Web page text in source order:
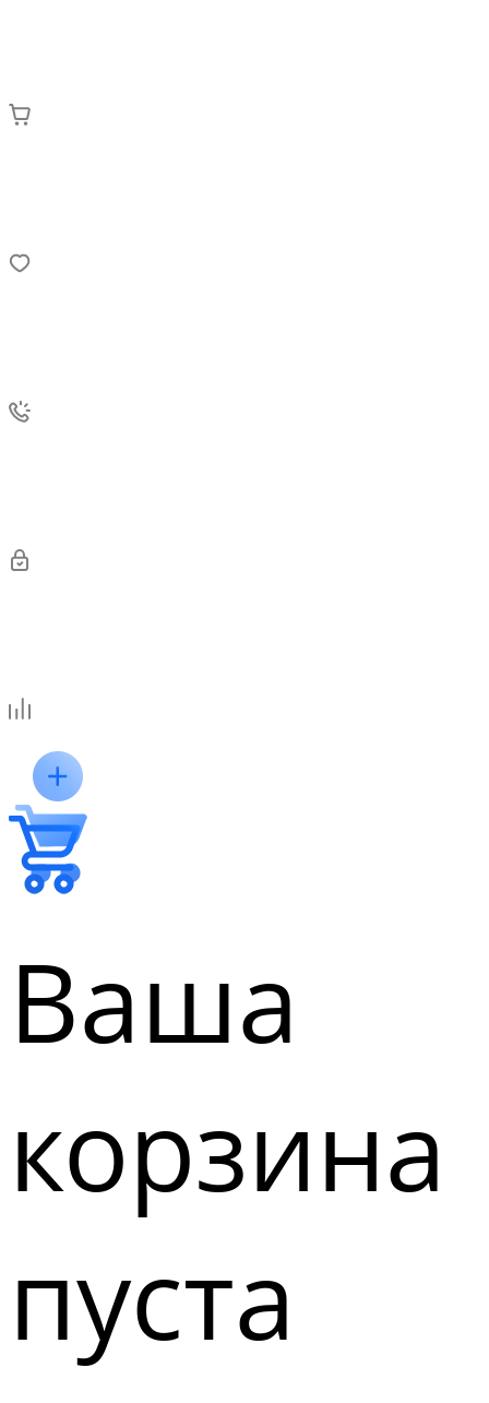
Ваша
корзина
пуста